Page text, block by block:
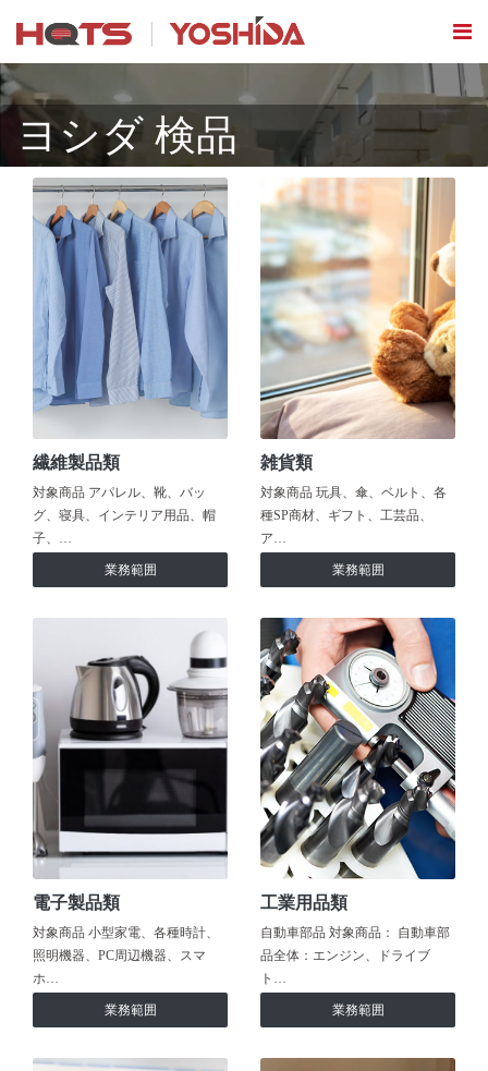
ヨシダ 検品
繊維製品類
対象商品 アパレル、靴、バッ
グ、寝具、インテリア用品、帽
子、…
業務範囲
雑貨類
対象商品 玩具、傘、ベルト、各
種SP商材、ギフト、工芸品、
ア…
業務範囲
電子製品類
対象商品 小型家電、各種時計、
照明機器、PC周辺機器、スマ
ホ…
業務範囲
工業用品類
自動車部品 対象商品： 自動車部
品全体：エンジン、ドライブ
ト…
業務範囲